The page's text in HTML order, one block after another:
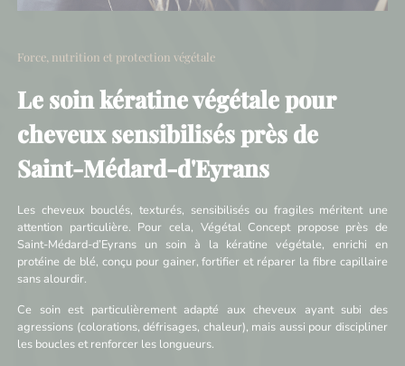
Force, nutrition et protection végétale
Le soin kératine végétale pour
cheveux sensibilisés près de
Saint-Médard-d'Eyrans
Les cheveux bouclés, texturés, sensibilisés ou fragiles méritent une
attention particulière. Pour cela, Végétal Concept propose près de
Saint-Médard-d’Eyrans un soin à la kératine végétale, enrichi en
protéine de blé, conçu pour gainer, fortifier et réparer la fibre capillaire
sans alourdir.
Ce soin est particulièrement adapté aux cheveux ayant subi des
agressions (colorations, défrisages, chaleur), mais aussi pour discipliner
les boucles et renforcer les longueurs.